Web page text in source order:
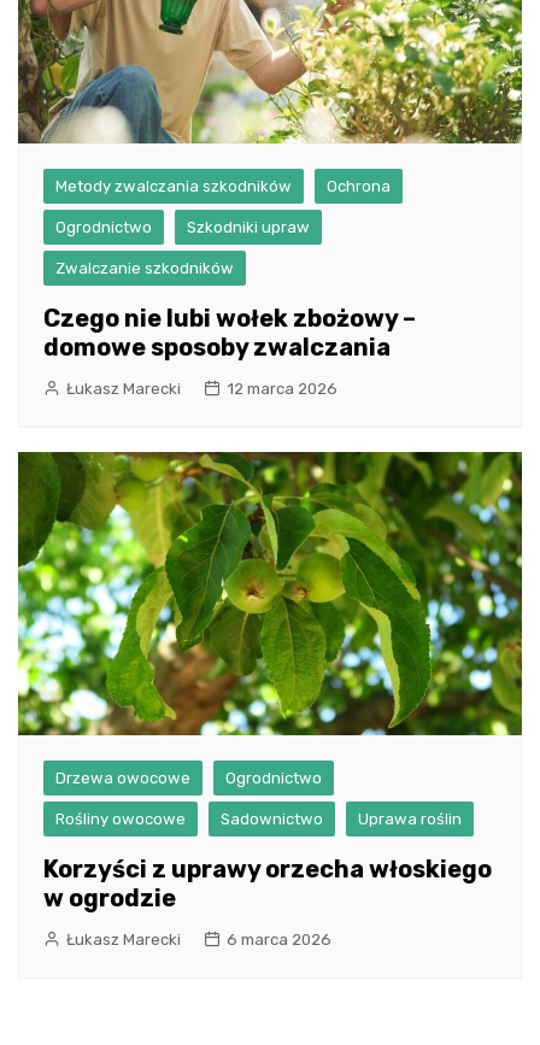
Metody zwalczania szkodników Ochrona
Ogrodnictwo Szkodniki upraw
Zwalczanie szkodników
Czego nie lubi wołek zbożowy –
domowe sposoby zwalczania
Łukasz Marecki 12 marca 2026
Drzewa owocowe Ogrodnictwo
Rośliny owocowe Sadownictwo Uprawa roślin
Korzyści z uprawy orzecha włoskiego
w ogrodzie
Łukasz Marecki 6 marca 2026